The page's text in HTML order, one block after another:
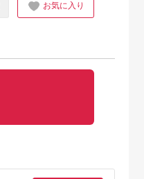
お気に入り